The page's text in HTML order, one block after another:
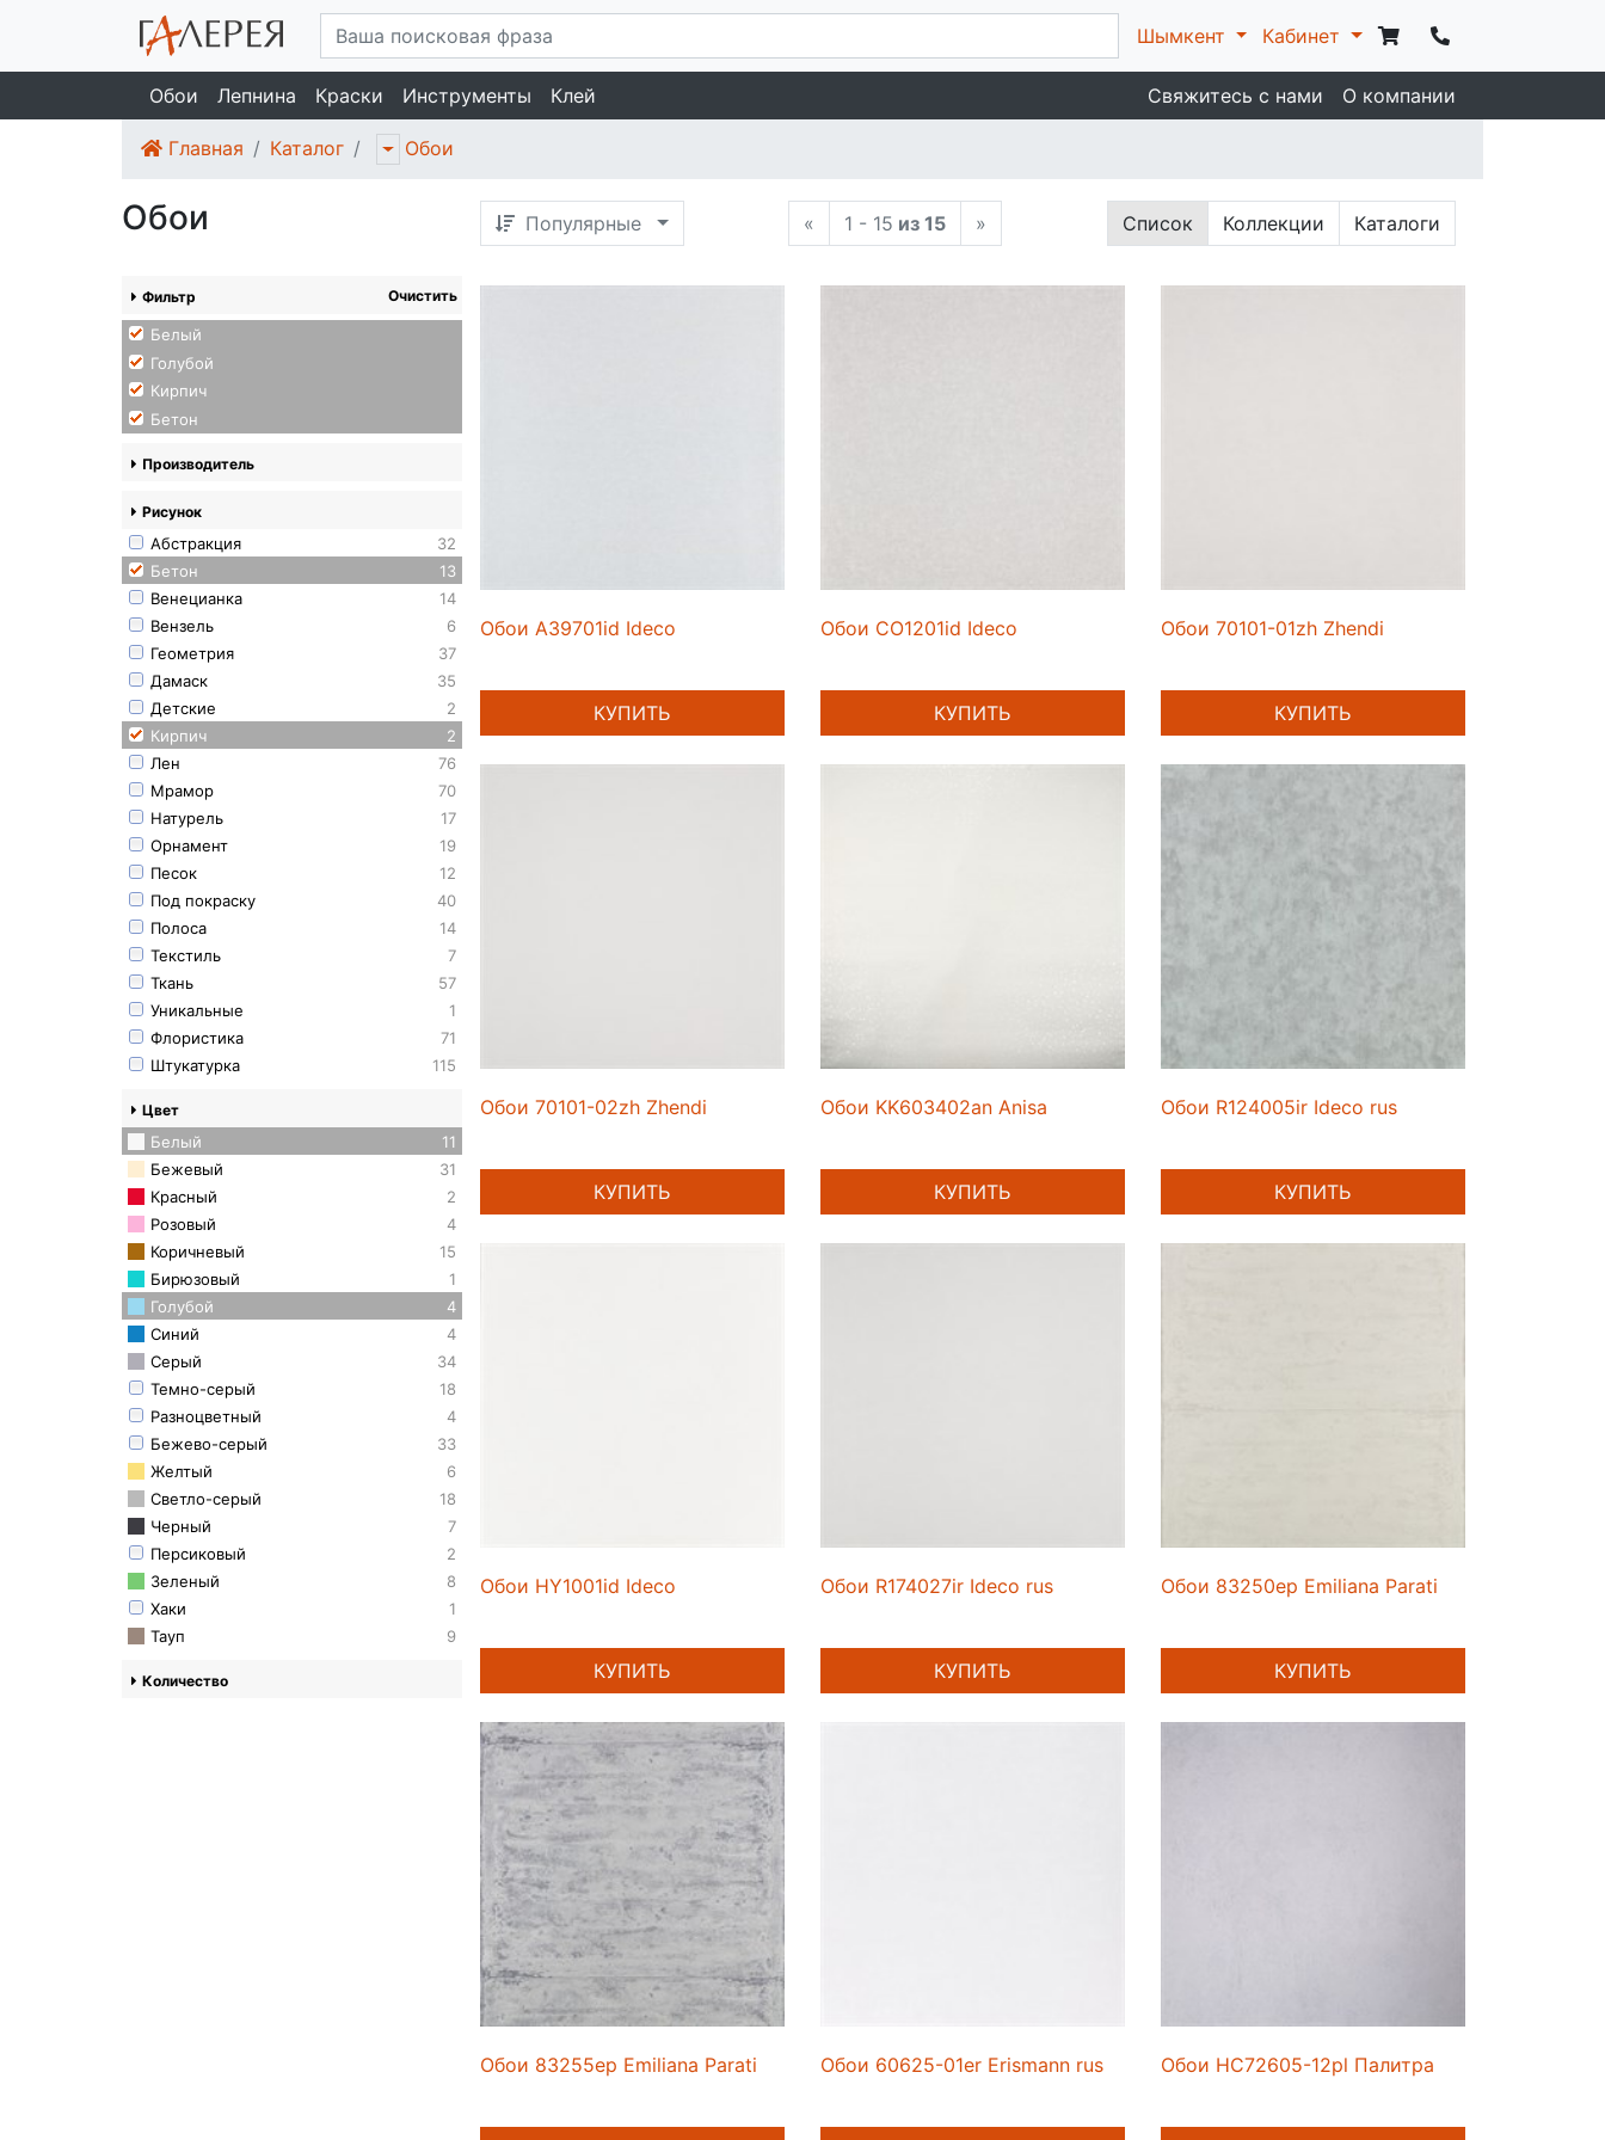
Шымкент Кабинет
Обои Лепнина Краски Инструменты Клей Свяжитесь с нами О компании
Главная Каталог Обои
Обои Популярные « 1 - 15 из 15 » Список Коллекции Каталоги
Фильтр Очистить
Белый
Голубой
Кирпич
Бетон
Производитель
Рисунок
Абстракция
32
Бетон
13
Венецианка
14
Вензель
6
Геометрия
37
Дамаск
35
Детские
2
Кирпич
2
Лен
76
Мрамор
70
Натурель
17
Орнамент
19
Песок
12
Под покраску
40
Полоса
14
Текстиль
7
Ткань
57
Уникальные
1
Флористика
71
Штукатурка
115
Цвет
Белый
11
Бежевый
31
Красный
2
Розовый
4
Коричневый
15
Бирюзовый
1
Голубой
4
Синий
4
Серый
34
Темно-серый
18
Разноцветный
4
Бежево-серый
33
Желтый
6
Светло-серый
18
Черный
7
Персиковый
2
Зеленый
8
Хаки
1
Тауп
9
Количество
Обои A39701id Ideco
КУПИТЬ
Обои CO1201id Ideco
КУПИТЬ
Обои 70101-01zh Zhendi
КУПИТЬ
Обои 70101-02zh Zhendi
КУПИТЬ
Обои KK603402an Anisa
КУПИТЬ
Обои R124005ir Ideco rus
КУПИТЬ
Обои HY1001id Ideco
КУПИТЬ
Обои R174027ir Ideco rus
КУПИТЬ
Обои 83250ep Emiliana Parati
КУПИТЬ
Обои 83255ep Emiliana Parati Обои 60625-01er Erismann rus Обои HC72605-12pl Палитра